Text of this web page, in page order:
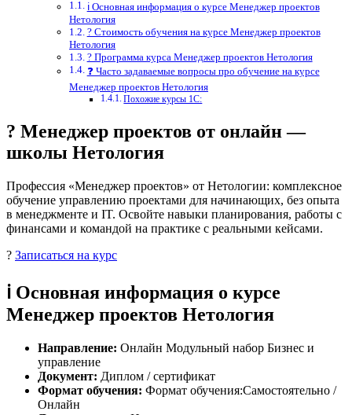
ℹ️ Основная информация о курсе Менеджер проектов
Нетология
? Стоимость обучения на курсе Менеджер проектов
Нетология
? Программа курса Менеджер проектов Нетология
❓ Часто задаваемые вопросы про обучение на курсе
Менеджер проектов Нетология
Похожие курсы 1С:
? Менеджер проектов от онлайн —
школы Нетология
Профессия «Менеджер проектов» от Нетологии: комплексное
обучение управлению проектами для начинающих, без опыта
в менеджменте и IT. Освойте навыки планирования, работы с
финансами и командой на практике с реальными кейсами.
? Записаться на курс
ℹ️ Основная информация о курсе
Менеджер проектов Нетология
Направление: Онлайн Модульный набор Бизнес и
управление
Документ: Диплом / сертификат
Формат обучения: Формат обучения:Самостоятельно /
Онлайн